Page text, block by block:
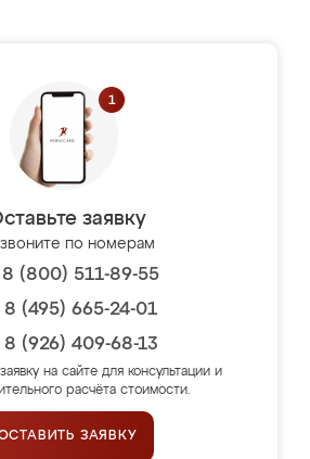
заявку
по номерам
8 (800) 511-89-55
8 (495) 665-24-01
8 (926) 409-68-13
на сайте для консультации и
расчёта стоимости.
ЗАЯВКУ